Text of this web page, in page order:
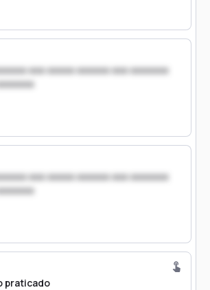
xxx xxxxx xxxxxx xxx xxxxxxx
xxx xxxxx xxxxxx xxx xxxxxxx
praticado